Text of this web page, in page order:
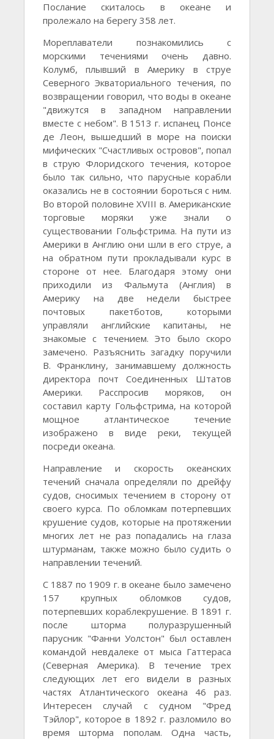
Послание скиталось в океане и
пролежало на берегу 358 лет.
Мореплаватели познакомились с
морскими течениями очень давно.
Колумб, плывший в Америку в струе
Северного Экваториального течения, по
возвращении говорил, что воды в океане
"движутся в западном направлении
вместе с небом". В 1513 г. испанец Понсе
де Леон, вышедший в море на поиски
мифических "Счастливых островов", попал
в струю Флоридского течения, которое
было так сильно, что парусные корабли
оказались не в состоянии бороться с ним.
Во второй половине XVIII в. Американские
торговые моряки уже знали о
существовании Гольфстрима. На пути из
Америки в Англию они шли в его струе, а
на обратном пути прокладывали курс в
стороне от нее. Благодаря этому они
приходили из Фальмута (Англия) в
Америку на две недели быстрее
почтовых пакетботов, которыми
управляли английские капитаны, не
знакомые с течением. Это было скоро
замечено. Разъяснить загадку поручили
В. Франклину, занимавшему должность
директора почт Соединенных Штатов
Америки. Расспросив моряков, он
составил карту Гольфстрима, на которой
мощное атлантическое течение
изображено в виде реки, текущей
посреди океана.
Направление и скорость океанских
течений сначала определяли по дрейфу
судов, сносимых течением в сторону от
своего курса. По обломкам потерпевших
крушение судов, которые на протяжении
многих лет не раз попадались на глаза
штурманам, также можно было судить о
направлении течений.
С 1887 по 1909 г. в океане было замечено
157 крупных обломков судов,
потерпевших кораблекрушение. В 1891 г.
после шторма полуразрушенный
парусник "Фанни Уолстон" был оставлен
командой невдалеке от мыса Гаттераса
(Северная Америка). В течение трех
следующих лет его видели в разных
частях Атлантического океана 46 раз.
Интересен случай с судном "Фред
Тэйлор", которое в 1892 г. разломило во
время шторма пополам. Одна часть,